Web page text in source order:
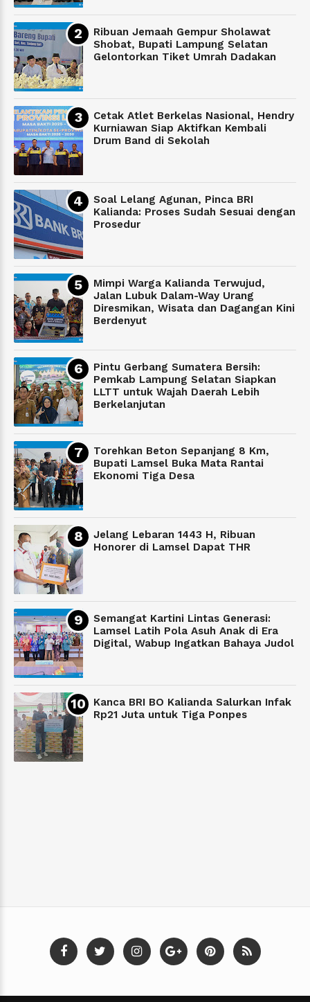
Ribuan Jemaah Gempur Sholawat
Shobat, Bupati Lampung Selatan
Gelontorkan Tiket Umrah Dadakan
Cetak Atlet Berkelas Nasional, Hendry
Kurniawan Siap Aktifkan Kembali
Drum Band di Sekolah
Soal Lelang Agunan, Pinca BRI
Kalianda: Proses Sudah Sesuai dengan
Prosedur
Mimpi Warga Kalianda Terwujud,
Jalan Lubuk Dalam-Way Urang
Diresmikan, Wisata dan Dagangan Kini
Berdenyut
Pintu Gerbang Sumatera Bersih:
Pemkab Lampung Selatan Siapkan
LLTT untuk Wajah Daerah Lebih
Berkelanjutan
Torehkan Beton Sepanjang 8 Km,
Bupati Lamsel Buka Mata Rantai
Ekonomi Tiga Desa
Jelang Lebaran 1443 H, Ribuan
Honorer di Lamsel Dapat THR
Semangat Kartini Lintas Generasi:
Lamsel Latih Pola Asuh Anak di Era
Digital, Wabup Ingatkan Bahaya Judol
Kanca BRI BO Kalianda Salurkan Infak
Rp21 Juta untuk Tiga Ponpes